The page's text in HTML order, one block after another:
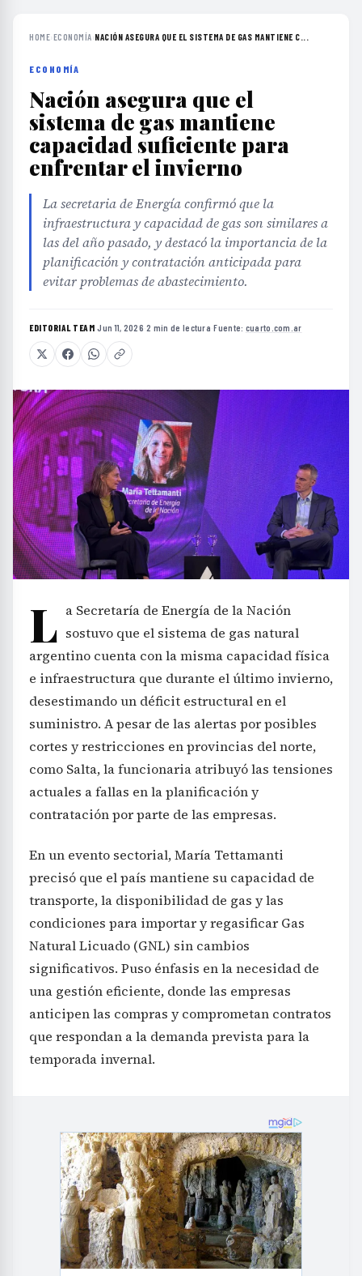
HOME›ECONOMÍA›NACIÓN ASEGURA QUE EL SISTEMA DE GAS MANTIENE C...
ECONOMÍA
Nación asegura que el
sistema de gas mantiene
capacidad suficiente para
enfrentar el invierno
La secretaria de Energía confirmó que la
infraestructura y capacidad de gas son similares a
las del año pasado, y destacó la importancia de la
planificación y contratación anticipada para
evitar problemas de abastecimiento.
EDITORIAL TEAM·Jun 11, 2026·2 min de lectura·Fuente: cuarto.com.ar
L a Secretaría de Energía de la Nación
sostuvo que el sistema de gas natural
argentino cuenta con la misma capacidad física
e infraestructura que durante el último invierno,
desestimando un déficit estructural en el
suministro. A pesar de las alertas por posibles
cortes y restricciones en provincias del norte,
como Salta, la funcionaria atribuyó las tensiones
actuales a fallas en la planificación y
contratación por parte de las empresas.
En un evento sectorial, María Tettamanti
precisó que el país mantiene su capacidad de
transporte, la disponibilidad de gas y las
condiciones para importar y regasificar Gas
Natural Licuado (GNL) sin cambios
significativos. Puso énfasis en la necesidad de
una gestión eficiente, donde las empresas
anticipen las compras y comprometan contratos
que respondan a la demanda prevista para la
temporada invernal.